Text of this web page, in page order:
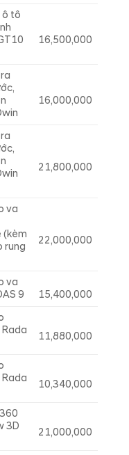
ô tô
16,500,000
16,000,000
21,800,000
va
(kèm
rung
22,000,000
va
9
15,400,000
11,880,000
10,340,000
3D
21,000,000